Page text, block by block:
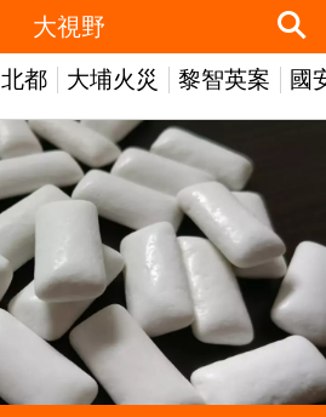
北都 大埔火災 黎智英案 國
大視野